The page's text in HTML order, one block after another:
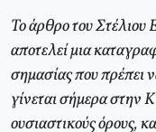
Το άρθρο του
αποτελεί μια
σημασίας που πρέπει
γίνεται σήμερα στην
ουσιαστικούς όρους,